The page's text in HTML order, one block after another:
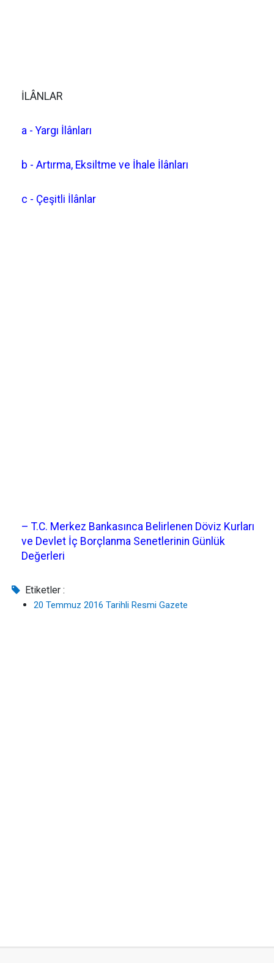
İLÂNLAR
a - Yargı İlânları
b - Artırma, Eksiltme ve İhale İlânları
c - Çeşitli İlânlar
– T.C. Merkez Bankasınca Belirlenen Döviz Kurları
ve Devlet İç Borçlanma Senetlerinin Günlük
Değerleri
Etiketler :
20 Temmuz 2016 Tarihli Resmi Gazete